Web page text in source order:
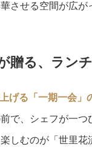
させる空間が広が
贈る、ラン
げる「一期一会」
で、シェフが一
しむのが「世里花